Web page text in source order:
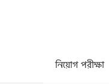
নিয়োগ পরীক্ষা